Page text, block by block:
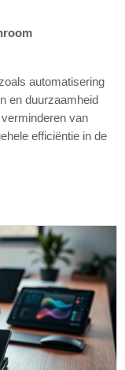
automatisering
en duurzaamheid
van
efficiëntie in de